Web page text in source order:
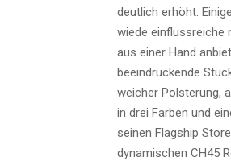
deutlich erhöht.
wiede einflussreiche
aus einer Hand
beeindruckende
weicher Polsterung,
in drei Farben und
seinen Flagship
dynamischen CH45